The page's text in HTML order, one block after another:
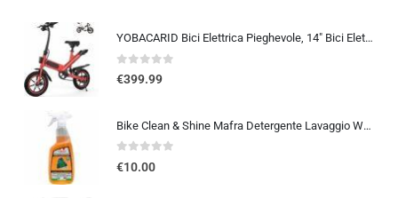
YOBACARID Bici Elettrica Pieghevole, 14″ Bici Elettrica da 250W Motore 36V 10.4AH Batteria, Autonomia di 45 KM Bici Pieghe…
0out of 5
€399.99
Bike Clean & Shine Mafra Detergente Lavaggio Waterless Senza Acqua per Moto, Scooter, Bici e Monopattini, Lavaggio a Secco, P
0out of 5
€10.00